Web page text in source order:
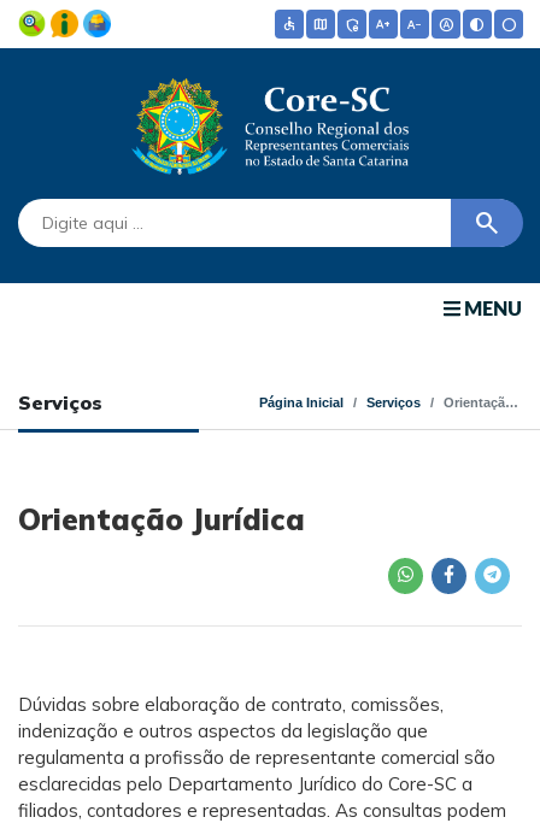
accessible map admin_panel_settings text_increase text_decrease hdr_auto contrast circle
search
MENU
Serviços Página Inicial Serviços Orientação Jurídica
Orientação Jurídica
Dúvidas sobre elaboração de contrato, comissões,
indenização e outros aspectos da legislação que
regulamenta a profissão de representante comercial são
esclarecidas pelo Departamento Jurídico do Core-SC a
filiados, contadores e representadas. As consultas podem